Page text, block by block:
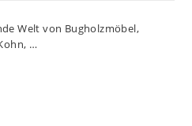
Welt von Bugholzmöbel,
…